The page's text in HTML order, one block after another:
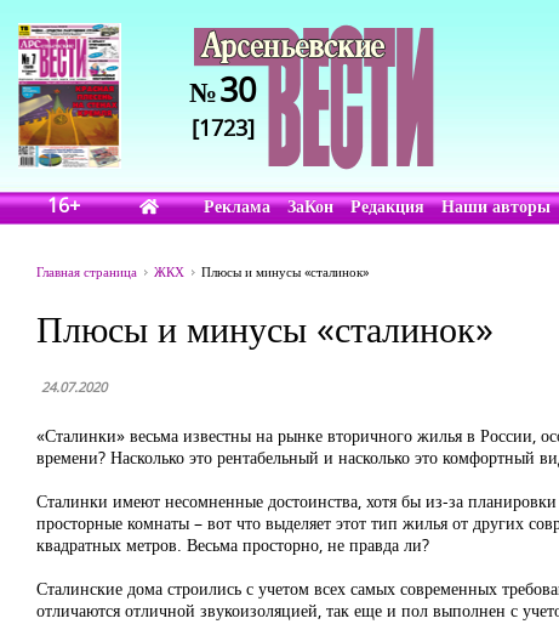
№30
[1723]
16+ Реклама ЗаКон Редакция Наши авторы
Главная страница ЖКХ Плюсы и минусы «сталинок»
Плюсы и минусы «сталинок»
24.07.2020
«Сталинки» весьма известны на рынке вторичного жилья в России,
времени? Насколько это рентабельный и насколько это комфортный
Сталинки имеют несомненные достоинства, хотя бы из-за
просторные комнаты – вот что выделяет этот тип жилья от других
квадратных метров. Весьма просторно, не правда ли?
Сталинские дома строились с учетом всех самых современных
отличаются отличной звукоизоляцией, так еще и пол выполнен с